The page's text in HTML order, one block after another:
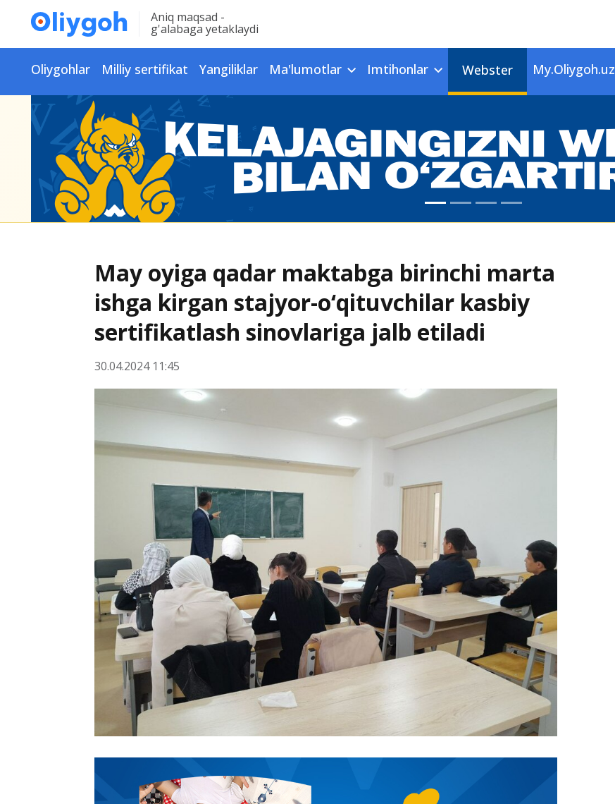
Aniq maqsad -
g'alabaga yetaklaydi
Oliygohlar Milliy sertifikat Yangiliklar Ma'lumotlar Imtihonlar Webster My.Oliygoh.uz
May oyiga qadar maktabga birinchi marta
ishga kirgan stajyor-o‘qituvchilar kasbiy
sertifikatlash sinovlariga jalb etiladi
30.04.2024 11:45